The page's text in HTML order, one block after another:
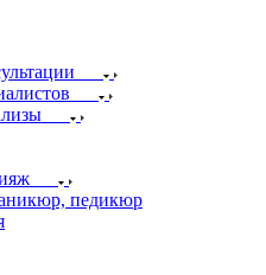
педикюр